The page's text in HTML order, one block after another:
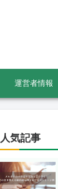
運営者情報
人気記事